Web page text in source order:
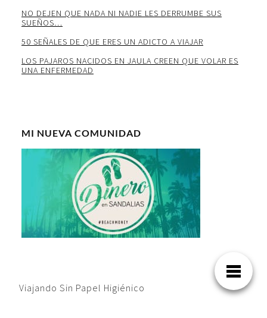
NO DEJEN QUE NADA NI NADIE LES DERRUMBE SUS
SUEÑOS…
50 SEÑALES DE QUE ERES UN ADICTO A VIAJAR
LOS PAJAROS NACIDOS EN JAULA CREEN QUE VOLAR ES
UNA ENFERMEDAD
MI NUEVA COMUNIDAD
Viajando Sin Papel Higiénico